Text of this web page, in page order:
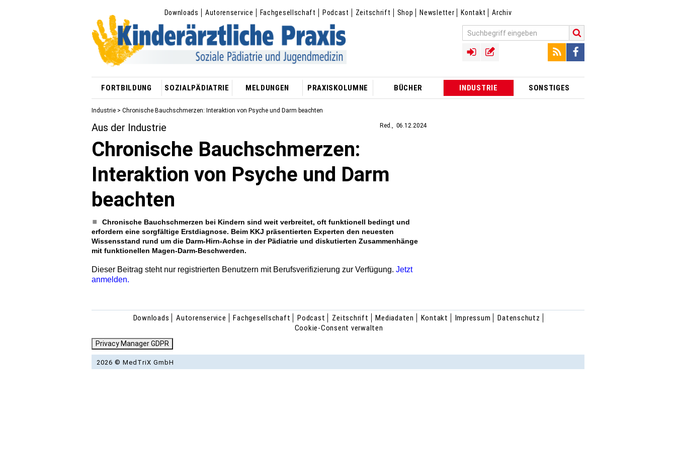
Downloads Autorenservice Fachgesellschaft Podcast Zeitschrift Shop Newsletter Kontakt Archiv
FORTBILDUNG SOZIALPÄDIATRIE MELDUNGEN PRAXISKOLUMNE BÜCHER INDUSTRIE SONSTIGES
Industrie > Chronische Bauchschmerzen: Interaktion von Psyche und Darm beachten
Red. 06.12.2024
Aus der Industrie
Chronische Bauchschmerzen:
Interaktion von Psyche und Darm
beachten
Chronische Bauchschmerzen bei Kindern sind weit verbreitet, oft funktionell bedingt und
erfordern eine sorgfältige Erstdiagnose. Beim KKJ präsentierten Experten den neuesten
Wissensstand rund um die Darm-Hirn-Achse in der Pädiatrie und diskutierten Zusammenhänge
mit funktionellen Magen-Darm-Beschwerden.
Dieser Beitrag steht nur registrierten Benutzern mit Berufsverifizierung zur Verfügung. Jetzt
anmelden.
Downloads Autorenservice Fachgesellschaft Podcast Zeitschrift Mediadaten Kontakt Impressum
Datenschutz
Cookie-Consent verwalten
Privacy Manager GDPR
2026 © MedTriX GmbH